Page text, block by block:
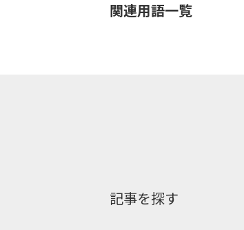
関連用語一覧
記事を探す